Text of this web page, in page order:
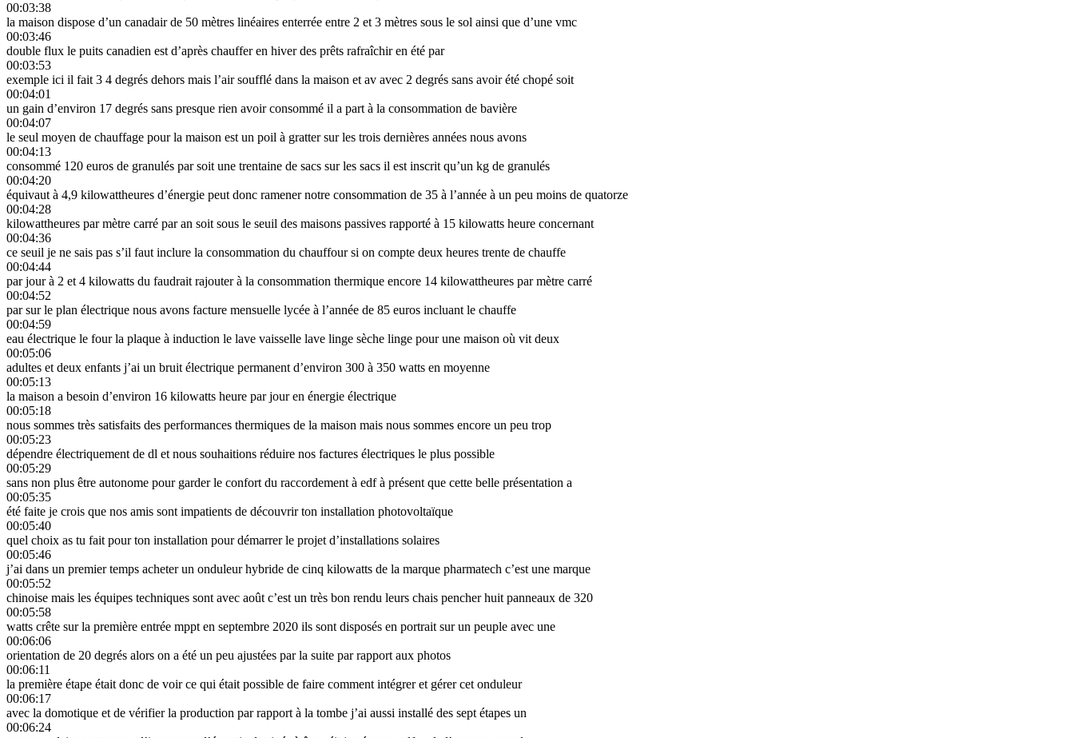
00:03:38
la maison dispose d’un canadair de 50 mètres linéaires enterrée entre 2 et 3 mètres sous le sol ainsi que d’une vmc
00:03:46
double flux le puits canadien est d’après chauffer en hiver des prêts rafraîchir en été par
00:03:53
exemple ici il fait 3 4 degrés dehors mais l’air soufflé dans la maison et av avec 2 degrés sans avoir été chopé soit
00:04:01
un gain d’environ 17 degrés sans presque rien avoir consommé il a part à la consommation de bavière
00:04:07
le seul moyen de chauffage pour la maison est un poil à gratter sur les trois dernières années nous avons
00:04:13
consommé 120 euros de granulés par soit une trentaine de sacs sur les sacs il est inscrit qu’un kg de granulés
00:04:20
équivaut à 4,9 kilowattheures d’énergie peut donc ramener notre consommation de 35 à l’année à un peu moins de quatorze
00:04:28
kilowattheures par mètre carré par an soit sous le seuil des maisons passives rapporté à 15 kilowatts heure concernant
00:04:36
ce seuil je ne sais pas s’il faut inclure la consommation du chauffour si on compte deux heures trente de chauffe
00:04:44
par jour à 2 et 4 kilowatts du faudrait rajouter à la consommation thermique encore 14 kilowattheures par mètre carré
00:04:52
par sur le plan électrique nous avons facture mensuelle lycée à l’année de 85 euros incluant le chauffe
00:04:59
eau électrique le four la plaque à induction le lave vaisselle lave linge sèche linge pour une maison où vit deux
00:05:06
adultes et deux enfants j’ai un bruit électrique permanent d’environ 300 à 350 watts en moyenne
00:05:13
la maison a besoin d’environ 16 kilowatts heure par jour en énergie électrique
00:05:18
nous sommes très satisfaits des performances thermiques de la maison mais nous sommes encore un peu trop
00:05:23
dépendre électriquement de dl et nous souhaitions réduire nos factures électriques le plus possible
00:05:29
sans non plus être autonome pour garder le confort du raccordement à edf à présent que cette belle présentation a
00:05:35
été faite je crois que nos amis sont impatients de découvrir ton installation photovoltaïque
00:05:40
quel choix as tu fait pour ton installation pour démarrer le projet d’installations solaires
00:05:46
j’ai dans un premier temps acheter un onduleur hybride de cinq kilowatts de la marque pharmatech c’est une marque
00:05:52
chinoise mais les équipes techniques sont avec août c’est un très bon rendu leurs chais pencher huit panneaux de 320
00:05:58
watts crête sur la première entrée mppt en septembre 2020 ils sont disposés en portrait sur un peuple avec une
00:06:06
orientation de 20 degrés alors on a été un peu ajustées par la suite par rapport aux photos
00:06:11
la première étape était donc de voir ce qui était possible de faire comment intégrer et gérer cet onduleur
00:06:17
avec la domotique et de vérifier la production par rapport à la tombe j’ai aussi installé des sept étapes un
00:06:24